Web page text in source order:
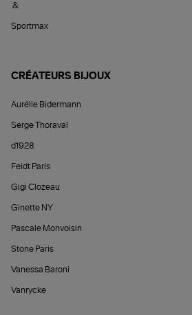
&
Sportmax
CRÉATEURS BIJOUX
Aurélie Bidermann
Serge Thoraval
d1928
Feidt Paris
Gigi Clozeau
Ginette NY
Pascale Monvoisin
Stone Paris
Vanessa Baroni
Vanrycke